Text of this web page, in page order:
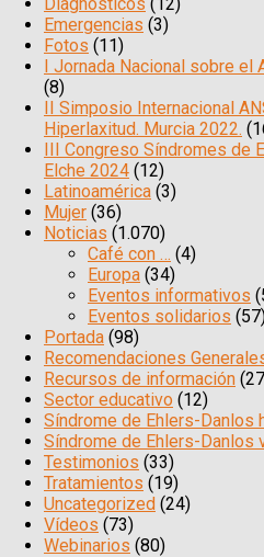
Emergencias (3)
Fotos (11)
I Jornada Nacional sobre el
(8)
II Simposio Internacional
Hiperlaxitud. Murcia 2022.
III Congreso Síndromes de
Elche 2024 (12)
Latinoamérica (3)
Mujer (36)
Noticias (1.070)
Café con … (4)
Europa (34)
Eventos informativos
Eventos solidarios
Portada (98)
Recomendaciones
Recursos de información
Sector educativo (12)
Síndrome de Ehlers-Danlos
Síndrome de Ehlers-Danlos
Testimonios (33)
Tratamientos (19)
Uncategorized (24)
Vídeos (73)
Webinarios (80)